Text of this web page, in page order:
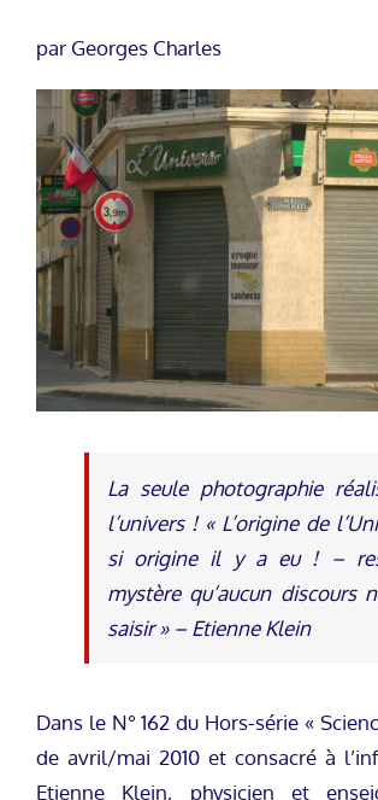
par Georges Charles
La seule photographie
l’univers ! « L’origine de
si origine il y a eu ! –
mystère qu’aucun discours
saisir » – Etienne Klein
Dans le N° 162 du Hors-série «
de avril/mai 2010 et consacré à
Etienne Klein, physicien et